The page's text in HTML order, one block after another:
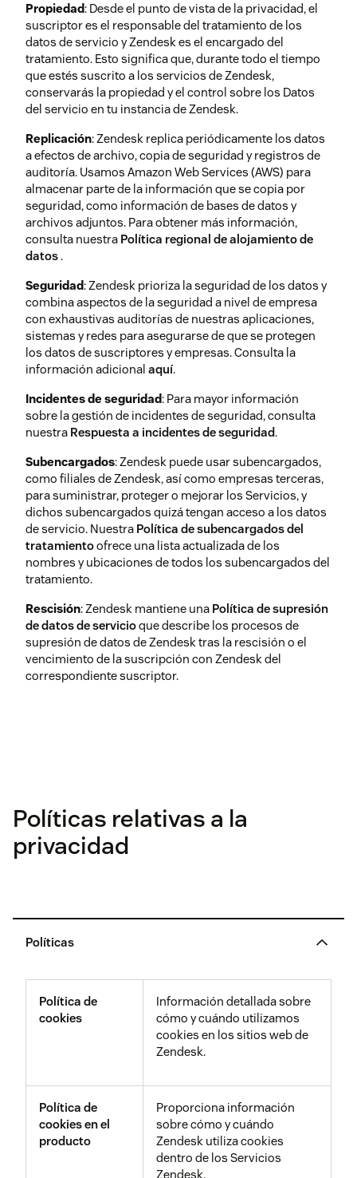
correo electrónico externo en tu
Zendesk. El uso de un servicio
de correo electrónico que
admita estas funciones te ayuda
a evitar la suplantación de
identidad en el correo
electrónico.Obtén más
información sobre cómo firmar
digitalmente tu correo
electrónico.
Seguimiento
de
dispositivos
Zendesk rastrea los
dispositivos utilizados para
conecta a una cuenta desde un
dispositivo nuevo, se añade a la
lista de dispositivos en el perfil
de ese usuario. Ese usuario
puede obtener una notificación
por correo electrónico cuando
debería darle seguimiento si la
actividad tiene aspecto
sospechoso. Las sesiones
sospechosas pueden finalizarse
a través de la interfaz de usuario
del agente.Obtén información
sobre el seguimiento de
dispositivos.
https://www.zendesk.com/datasubjectrequest/
Propiedad: Desde el punto de vista de la privacidad, el
suscriptor es el responsable del tratamiento de los
datos de servicio y Zendesk es el encargado del
tratamiento. Esto significa que, durante todo el tiempo
que estés suscrito a los servicios de Zendesk,
conservarás la propiedad y el control sobre los Datos
del servicio en tu instancia de Zendesk.
Replicación: Zendesk replica periódicamente los datos
a efectos de archivo, copia de seguridad y registros de
auditoría. Usamos Amazon Web Services (AWS) para
almacenar parte de la información que se copia por
seguridad, como información de bases de datos y
archivos adjuntos. Para obtener más información,
consulta nuestra Política regional de alojamiento de
datos.
Seguridad: Zendesk prioriza la seguridad de los datos y
combina aspectos de la seguridad a nivel de empresa
con exhaustivas auditorías de nuestras aplicaciones,
sistemas y redes para asegurarse de que se protegen
los datos de suscriptores y empresas. Consulta la
información adicional aquí.
Incidentes de seguridad: Para mayor información
sobre la gestión de incidentes de seguridad, consulta
nuestra Respuesta a incidentes de seguridad.
Subencargados: Zendesk puede usar subencargados,
como filiales de Zendesk, así como empresas terceras,
para suministrar, proteger o mejorar los Servicios, y
dichos subencargados quizá tengan acceso a los datos
de servicio. Nuestra Política de subencargados del
tratamientoofrece una lista actualizada de los
nombres y ubicaciones de todos los subencargados del
tratamiento.
Rescisión: Zendesk mantiene una Política de supresión
de datos de servicioque describe los procesos de
supresión de datos de Zendesk tras la rescisión o el
vencimiento de la suscripción con Zendesk del
correspondiente suscriptor.
Políticas relativas a la
privacidad
Políticas
Política de
cookies
Información detallada sobre
cómo y cuándo utilizamos
cookies en los sitios web de
Zendesk.
Política de
cookies en el
producto
Proporciona información
sobre cómo y cuándo
Zendesk utiliza cookies
dentro de los Servicios
Zendesk.